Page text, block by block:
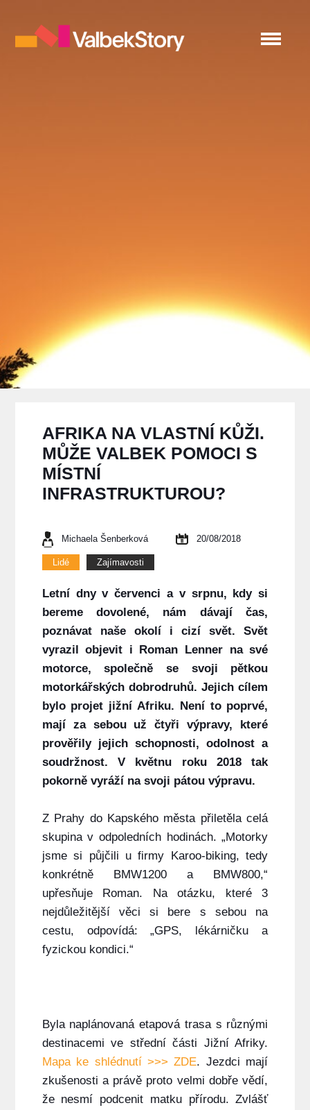
AFRIKA NA VLASTNÍ KŮŽI.
MŮŽE VALBEK POMOCI S
MÍSTNÍ
INFRASTRUKTUROU?
Michaela Šenberková 20/08/2018
Lidé Zajímavosti
Letní dny v červenci a v srpnu, kdy si
bereme dovolené, nám dávají čas,
poznávat naše okolí i cizí svět. Svět
vyrazil objevit i Roman Lenner na své
motorce, společně se svoji pětkou
motorkářských dobrodruhů. Jejich cílem
bylo projet jižní Afriku. Není to poprvé,
mají za sebou už čtyři výpravy, které
prověřily jejich schopnosti, odolnost a
soudržnost. V květnu roku 2018 tak
pokorně vyráží na svoji pátou výpravu.
Z Prahy do Kapského města přiletěla celá
skupina v odpoledních hodinách. „Motorky
jsme si půjčili u firmy Karoo-biking, tedy
konkrétně BMW1200 a BMW800,“
upřesňuje Roman. Na otázku, které 3
nejdůležitější věci si bere s sebou na
cestu, odpovídá: „GPS, lékárničku a
fyzickou kondici.“
Byla naplánovaná etapová trasa s různými
destinacemi ve střední části Jižní Afriky.
Mapa ke shlédnutí >>> ZDE. Jezdci mají
zkušenosti a právě proto velmi dobře vědí,
že nesmí podcenit matku přírodu. Zvlášť